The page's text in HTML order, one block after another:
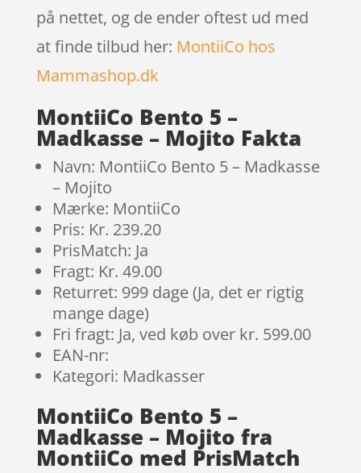
på nettet, og de ender oftest ud med
at finde tilbud her: MontiiCo hos
Mammashop.dk
MontiiCo Bento 5 –
Madkasse – Mojito Fakta
Navn: MontiiCo Bento 5 – Madkasse
– Mojito
Mærke: MontiiCo
Pris: Kr. 239.20
PrisMatch: Ja
Fragt: Kr. 49.00
Returret: 999 dage (Ja, det er rigtig
mange dage)
Fri fragt: Ja, ved køb over kr. 599.00
EAN-nr:
Kategori: Madkasser
MontiiCo Bento 5 –
Madkasse – Mojito fra
MontiiCo med PrisMatch